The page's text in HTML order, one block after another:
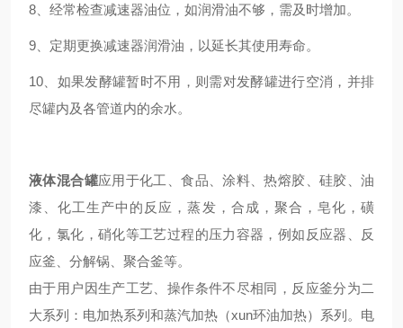
8、经常检查减速器油位，如润滑油不够，需及时增加。
9、定期更换减速器润滑油，以延长其使用寿命。
10、如果发酵罐暂时不用，则需对发酵罐进行空消，并排
尽罐内及各管道内的余水。
液体混合罐应用于化工、食品、涂料、热熔胶、硅胶、油
漆、化工生产中的反应，蒸发，合成，聚合，皂化，磺
化，氯化，硝化等工艺过程的压力容器，例如反应器、反
应釜、分解锅、聚合釜等。
由于用户因生产工艺、操作条件不尽相同，反应釜分为二
大系列：电加热系列和蒸汽加热（xun环油加热）系列。电